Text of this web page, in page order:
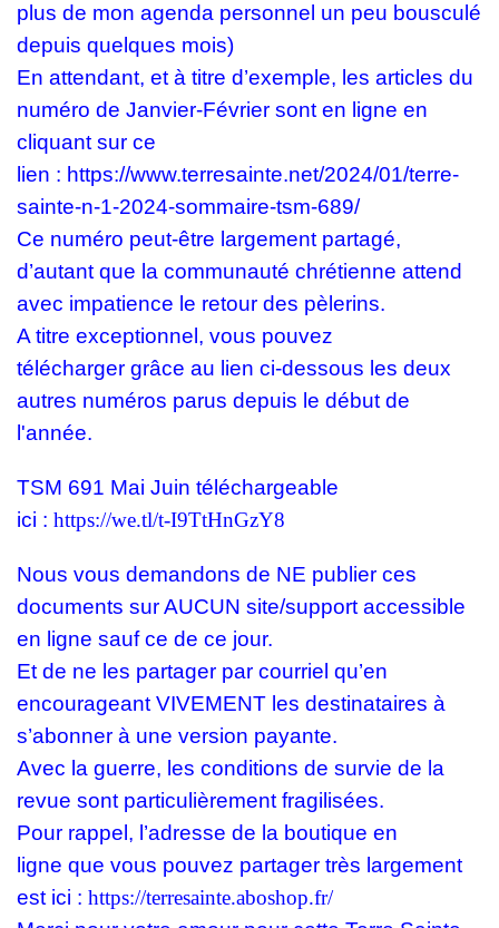
plus de mon agenda personnel un peu bousculé
depuis quelques mois)
En attendant, et à titre d’exemple, les articles du
numéro de Janvier-Février sont en ligne en
cliquant sur ce
lien : https://www.terresainte.net/2024/01/terre-
sainte-n-1-2024-sommaire-tsm-689/
Ce numéro peut-être largement partagé,
d’autant que la communauté chrétienne attend
avec impatience le retour des pèlerins.
A titre exceptionnel, vous pouvez
télécharger grâce au lien ci-dessous les deux
autres numéros parus depuis le début de
l'année.
TSM 691 Mai Juin téléchargeable
ici : https://we.tl/t-I9TtHnGzY8
Nous vous demandons de NE publier ces
documents sur AUCUN site/support accessible
en ligne sauf ce de ce jour.
Et de ne les partager par courriel qu’en
encourageant VIVEMENT les destinataires à
s’abonner à une version payante.
Avec la guerre, les conditions de survie de la
revue sont particulièrement fragilisées.
Pour rappel, l’adresse de la boutique en
ligne que vous pouvez partager très largement
est ici : https://terresainte.aboshop.fr/